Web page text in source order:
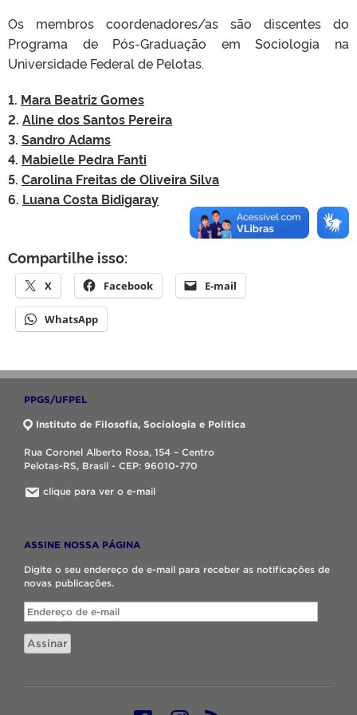
Os membros coordenadores/as são discentes do
Programa de Pós-Graduação em Sociologia na
Universidade Federal de Pelotas.
1. Mara Beatriz Gomes
2. Aline dos Santos Pereira
3. Sandro Adams
4. Mabielle Pedra Fanti
5. Carolina Freitas de Oliveira Silva
6. Luana Costa Bidigaray
Compartilhe isso:
X Facebook E-mail
WhatsApp
PPGS/UFPEL
Instituto de Filosofia, Sociologia e Política
Rua Coronel Alberto Rosa, 154 – Centro
Pelotas-RS, Brasil - CEP: 96010-770
clique para ver o e-mail
ASSINE NOSSA PÁGINA
Digite o seu endereço de e-mail para receber as notificações de
novas publicações.
Endereço
de
e-
mail
Assinar